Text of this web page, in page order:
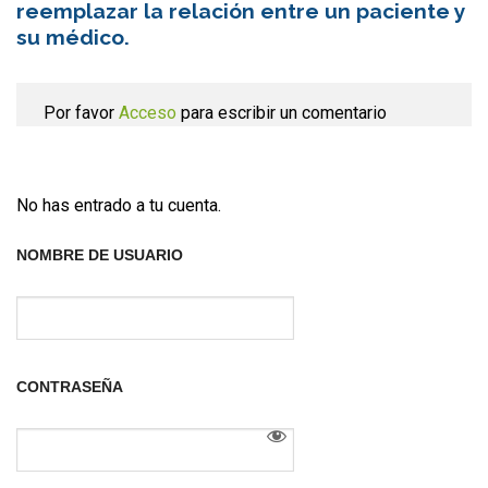
reemplazar la relación entre un paciente y
su médico.
Por favor Acceso para escribir un comentario
No has entrado a tu cuenta.
NOMBRE DE USUARIO
CONTRASEÑA